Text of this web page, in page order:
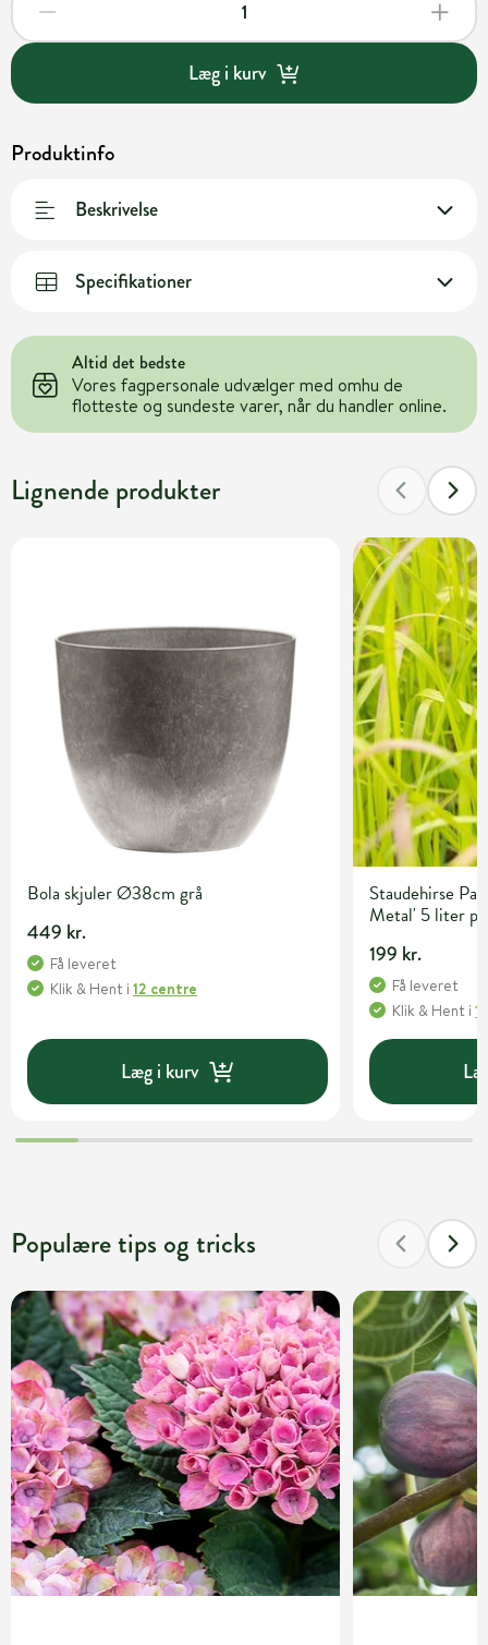
Læg i kurv
Produktinfo
Beskrivelse
Specifikationer
Altid det bedste
Vores fagpersonale udvælger med omhu de
flotteste og sundeste varer, når du handler online.
Lignende produkter
Bola skjuler Ø38cm grå
449 kr.
Få leveret
Klik & Hent i 12 centre
Læg i kurv
Staudehirse
Metal' 5 liter
199 kr.
Få leveret
Klik & Hent i
Populære tips og tricks